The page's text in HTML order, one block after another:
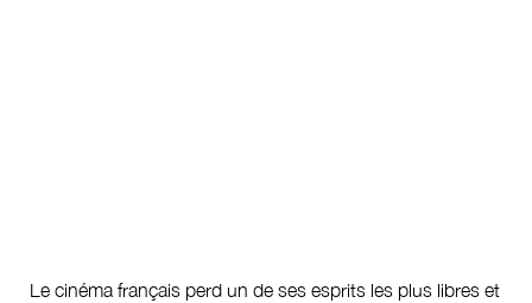
Le cinéma français perd un de ses esprits les plus libres et